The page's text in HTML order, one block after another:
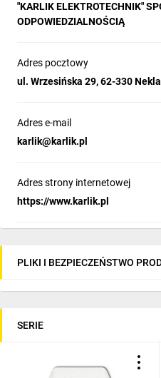
"KARLIK ELEKTROTECHNIK"
ODPOWIEDZIALNOŚCIĄ
Adres pocztowy
ul. Wrzesińska 29, 62-330 Nekla
Adres e-mail
karlik@karlik.pl
Adres strony internetowej
https://www.karlik.pl
PLIKI I BEZPIECZEŃSTWO
SERIE